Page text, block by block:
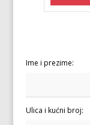
Ime i prezime:
Ulica i kućni broj: